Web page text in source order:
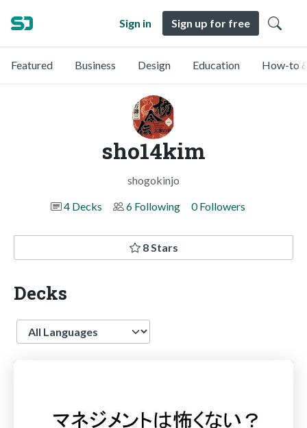
Sign in Sign up for free
Featured Business Design Education How-to
sho14kim
shogokinjo
4 Decks
6 Following 0 Followers
8 Stars
Decks
Language